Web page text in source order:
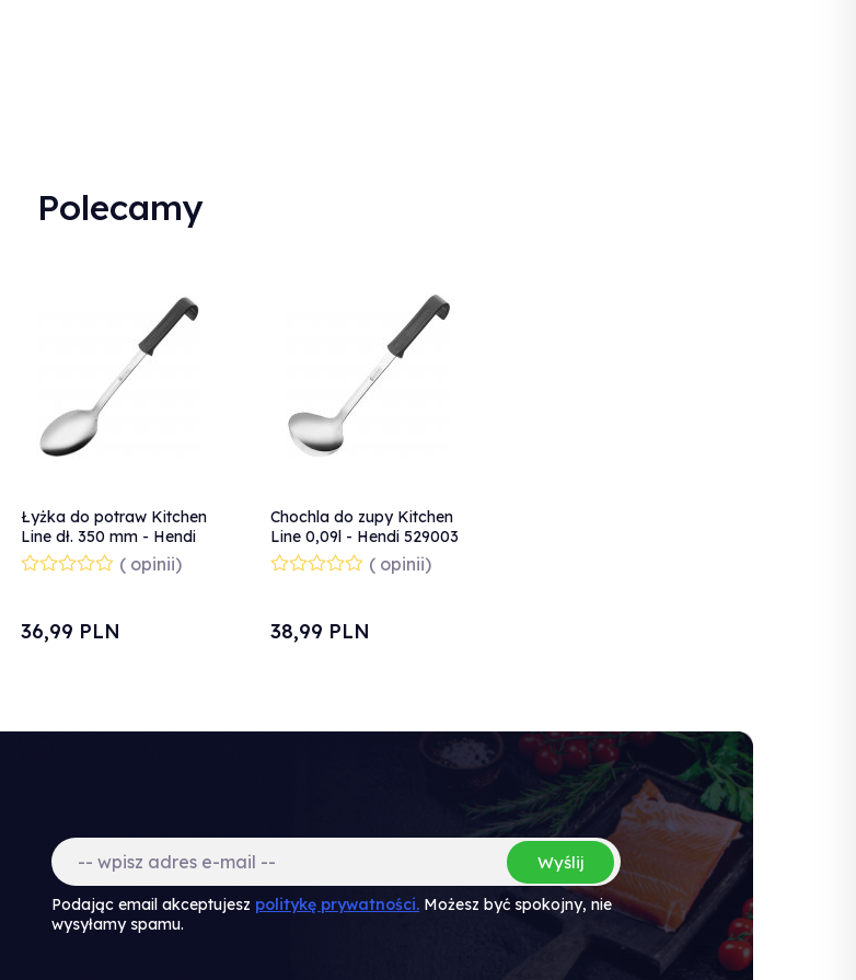
Polecamy
Łyżka do potraw Kitchen
Line dł. 350 mm - Hendi
529300
( opinii)
36,99 PLN
Chochla do zupy Kitchen
Line 0,09l - Hendi 529003
( opinii)
38,99 PLN
Wyślij
Podając email akceptujesz politykę prywatności. Możesz być spokojny, nie
wysyłamy spamu.